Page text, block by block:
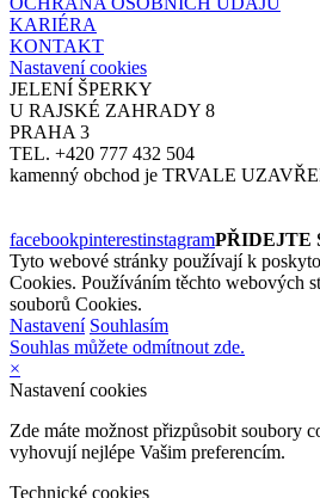
Přihlaste se k odběru newsletteru.
O JELENECH
OBCHODNÍ PODMÍNKY
OCHRANA OSOBNÍCH ÚDAJŮ
KARIÉRA
KONTAKT
Nastavení cookies
JELENÍ ŠPERKY
PRAHA 3
TEL. +420 777 432 504
kamenný obchod je TRVALE
facebookpinterestinstagram
PŘIDEJTE
Tyto webové stránky používají k
Cookies. Používáním těchto webových
souborů Cookies.
Nastavení
Souhlasím
Souhlas můžete odmítnout zde.
×
Nastavení cookies